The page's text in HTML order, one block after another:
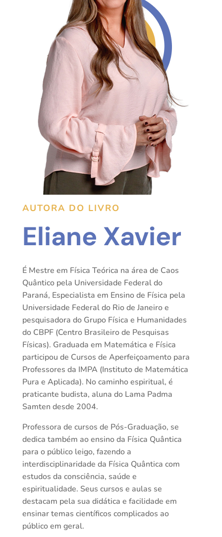
AUTORA DO LIVRO
Eliane Xavier
É Mestre em Física Teórica na área de Caos
Quântico pela Universidade Federal do
Paraná, Especialista em Ensino de Física pela
Universidade Federal do Rio de Janeiro e
pesquisadora do Grupo Física e Humanidades
do CBPF (Centro Brasileiro de Pesquisas
Físicas). Graduada em Matemática e Física
participou de Cursos de Aperfeiçoamento para
Professores da IMPA (Instituto de Matemática
Pura e Aplicada). No caminho espiritual, é
praticante budista, aluna do Lama Padma
Samten desde 2004.
Professora de cursos de Pós-Graduação, se
dedica também ao ensino da Física Quântica
para o público leigo, fazendo a
interdisciplinaridade da Física Quântica com
estudos da consciência, saúde e
espiritualidade. Seus cursos e aulas se
destacam pela sua didática e facilidade em
ensinar temas científicos complicados ao
público em geral.